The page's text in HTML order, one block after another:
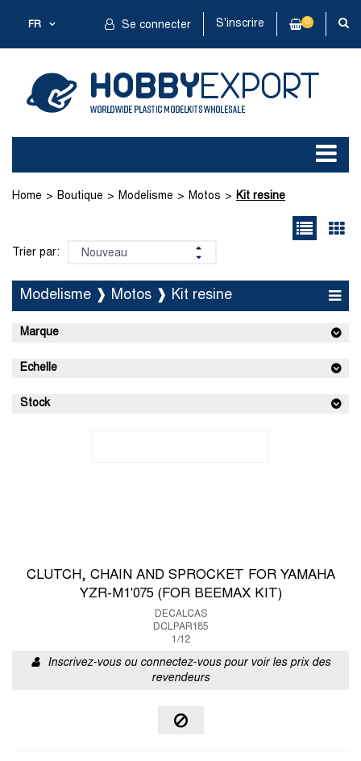
FR Se connecter S'inscrire 0
Home Boutique Modelisme Motos Kit resine
Trier par:
Modelisme ❱ Motos ❱ Kit resine
Marque
Echelle
Stock
CLUTCH, CHAIN AND SPROCKET FOR YAMAHA
YZR-M1'075 (FOR BEEMAX KIT)
DECALCAS
DCLPAR185
1/12
Inscrivez-vous ou connectez-vous pour voir les prix des
revendeurs